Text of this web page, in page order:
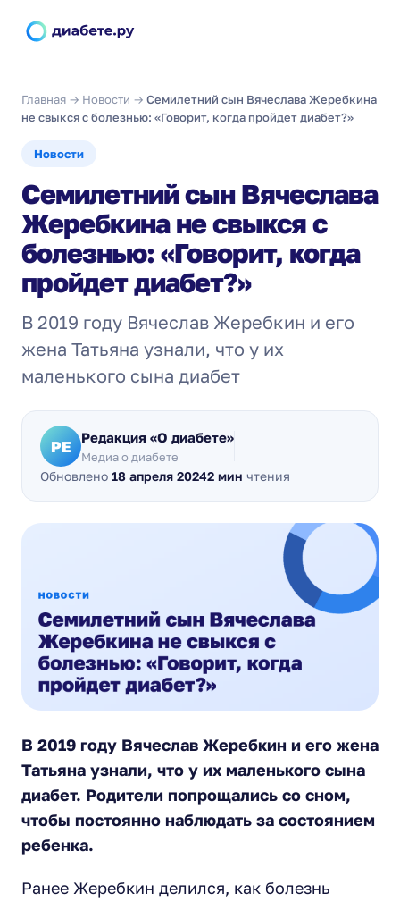
Главная → Новости → Семилетний сын Вячеслава Жеребкина
не свыкся с болезнью: «Говорит, когда пройдет диабет?»
Новости
Семилетний сын Вячеслава
Жеребкина не свыкся с
болезнью: «Говорит, когда
пройдет диабет?»
В 2019 году Вячеслав Жеребкин и его
жена Татьяна узнали, что у их
маленького сына диабет
РЕ Редакция «О диабете»
Медиа о диабете
Обновлено 18 апреля 20242 мин чтения
В 2019 году Вячеслав Жеребкин и его жена
Татьяна узнали, что у их маленького сына
диабет. Родители попрощались со сном,
чтобы постоянно наблюдать за состоянием
ребенка.
Ранее Жеребкин делился, как болезнь